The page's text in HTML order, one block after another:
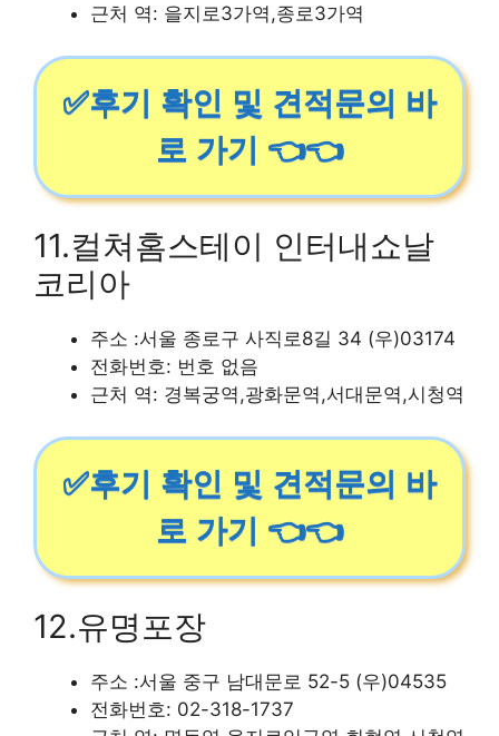
근처 역: 을지로3가역,종로3가역
✅후기 확인 및 견적문의 바
로 가기 👈👈
11.컬쳐홈스테이 인터내쇼날
코리아
주소 :서울 종로구 사직로8길 34 (우)03174
전화번호: 번호 없음
근처 역: 경복궁역,광화문역,서대문역,시청역
✅후기 확인 및 견적문의 바
로 가기 👈👈
12.유명포장
주소 :서울 중구 남대문로 52-5 (우)04535
전화번호: 02-318-1737